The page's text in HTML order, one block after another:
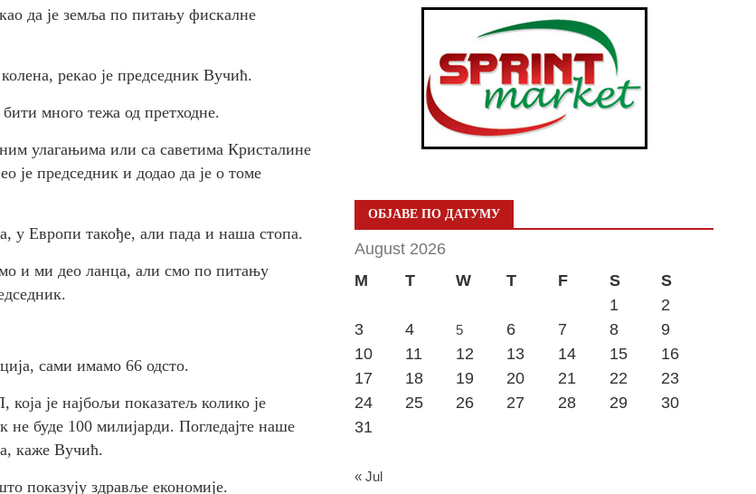
да је земља по питању фискалне
рекао је председник Вучић.
много тежа од претходне.
улагањима или са саветима Кристалине
је председник и додао да је о томе
у Европи такође, али пада и наша стопа.
и ми део ланца, али смо по питању
сами имамо 66 одсто.
је најбољи показатељ колико је
не буде 100 милијарди. Погледајте наше
каже Вучић.
показују здравље економије.
ОБЈАВЕ ПО ДАТУМУ
August 2026
M
T W T F S
S
1
2
3
4 5 6 7 8
9
10
11 12 13 14 15
16
17
18 19 20 21 22
23
24
25 26 27 28 29
30
31
« Jul